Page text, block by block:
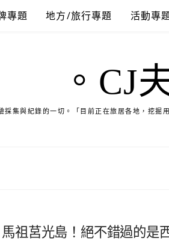
專題 地方/旅行專題 活動專
。CJ
採集與紀錄的一切。「目前正在旅居各地，挖掘
祖莒光島！絕不錯過的是